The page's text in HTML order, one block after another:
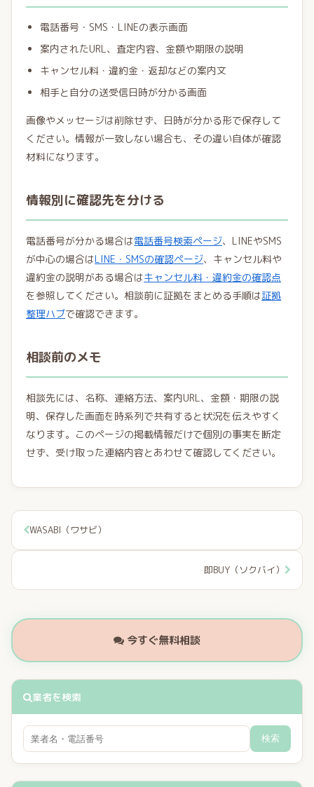
電話番号・SMS・LINEの表示画面
案内されたURL、査定内容、金額や期限の説明
キャンセル料・違約金・返却などの案内文
相手と自分の送受信日時が分かる画面
画像やメッセージは削除せず、日時が分かる形で保存して
ください。情報が一致しない場合も、その違い自体が確認
材料になります。
情報別に確認先を分ける
電話番号が分かる場合は電話番号検索ページ、LINEやSMS
が中心の場合はLINE・SMSの確認ページ、キャンセル料や
違約金の説明がある場合はキャンセル料・違約金の確認点
を参照してください。相談前に証拠をまとめる手順は証拠
整理ハブで確認できます。
相談前のメモ
相談先には、名称、連絡方法、案内URL、金額・期限の説
明、保存した画面を時系列で共有すると状況を伝えやすく
なります。このページの掲載情報だけで個別の事実を断定
せず、受け取った連絡内容とあわせて確認してください。
WASABI（ワサビ）
即BUY（ソクバイ）
今すぐ無料相談
業者を検索
検索